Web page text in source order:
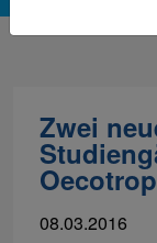
Zwei
08.03.2016